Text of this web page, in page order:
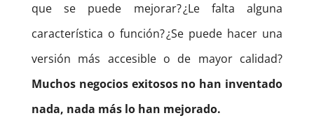
que se puede mejorar? ¿Le falta alguna
característica o función? ¿Se puede hacer una
versión más accesible o de mayor calidad?
Muchos negocios exitosos no han inventado
nada, nada más lo han mejorado.